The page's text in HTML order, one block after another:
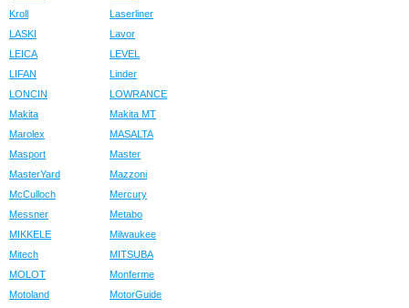
Kroll
Laserliner
LASKI
Lavor
LEICA
LEVEL
LIFAN
Linder
LONCIN
LOWRANCE
Makita
Makita MT
Marolex
MASALTA
Masport
Master
MasterYard
Mazzoni
McCulloch
Mercury
Messner
Metabo
MIKKELE
Milwaukee
Mitech
MITSUBA
MOLOT
Monferme
Motoland
MotorGuide